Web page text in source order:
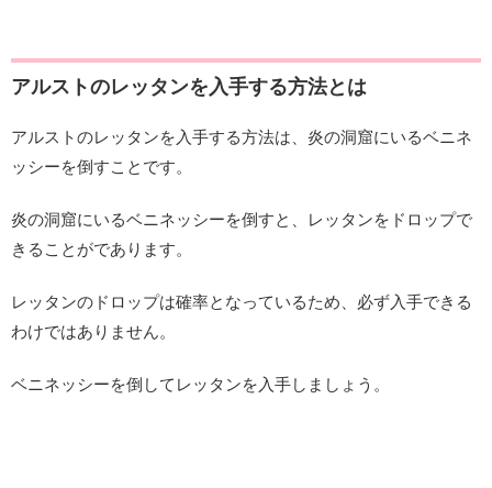
アルストのレッタンを入手する方法とは
アルストのレッタンを入手する方法は、炎の洞窟にいるベニネ
ッシーを倒すことです。
炎の洞窟にいるベニネッシーを倒すと、レッタンをドロップで
きることがであります。
レッタンのドロップは確率となっているため、必ず入手できる
わけではありません。
ベニネッシーを倒してレッタンを入手しましょう。